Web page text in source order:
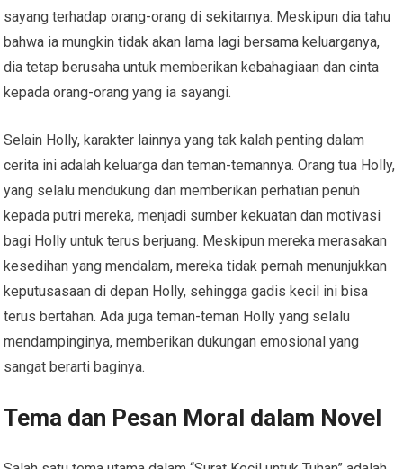
sayang terhadap orang-orang di sekitarnya. Meskipun dia tahu
bahwa ia mungkin tidak akan lama lagi bersama keluarganya,
dia tetap berusaha untuk memberikan kebahagiaan dan cinta
kepada orang-orang yang ia sayangi.
Selain Holly, karakter lainnya yang tak kalah penting dalam
cerita ini adalah keluarga dan teman-temannya. Orang tua Holly,
yang selalu mendukung dan memberikan perhatian penuh
kepada putri mereka, menjadi sumber kekuatan dan motivasi
bagi Holly untuk terus berjuang. Meskipun mereka merasakan
kesedihan yang mendalam, mereka tidak pernah menunjukkan
keputusasaan di depan Holly, sehingga gadis kecil ini bisa
terus bertahan. Ada juga teman-teman Holly yang selalu
mendampinginya, memberikan dukungan emosional yang
sangat berarti baginya.
Tema dan Pesan Moral dalam Novel